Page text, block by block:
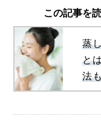
この記事を
蒸
と
法